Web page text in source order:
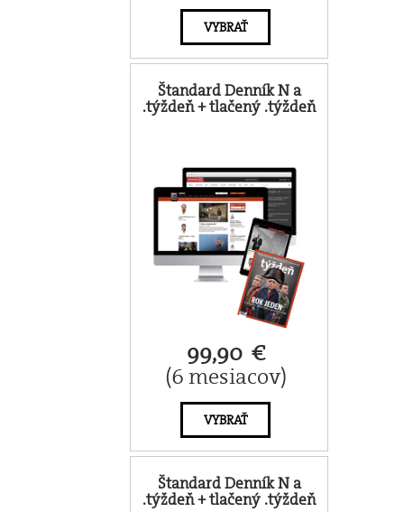
VYBRAŤ
Štandard Denník N a
.týždeň + tlačený .týždeň
99,90 €
(6 mesiacov)
VYBRAŤ
Štandard Denník N a
.týždeň + tlačený .týždeň